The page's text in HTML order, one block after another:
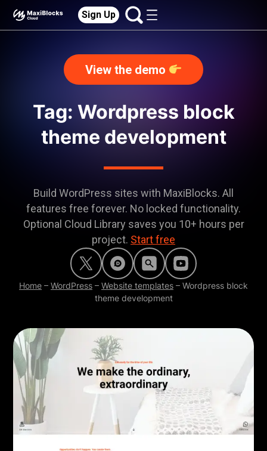
Sign Up
View the demo
Tag: Wordpress block
theme development
Build WordPress sites with MaxiBlocks. All
features free forever. No locked functionality.
Optional Cloud Library saves you 10+ hours per
project. Start free
Home – WordPress – Website templates – Wordpress block
theme development